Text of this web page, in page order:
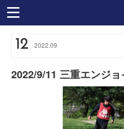
12 2022.09
2022/9/11 三重エンジ